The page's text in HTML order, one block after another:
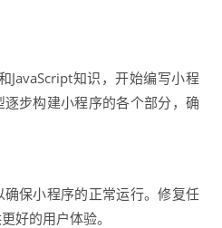
JavaScript知识，开始编写小程
步构建小程序的各个部分，确
保小程序的正常运行。修复任
好的用户体验。